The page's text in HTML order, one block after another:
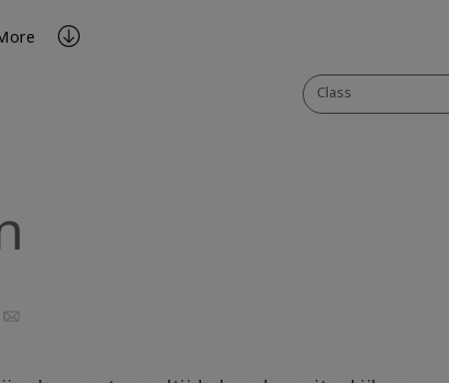
Class
Email